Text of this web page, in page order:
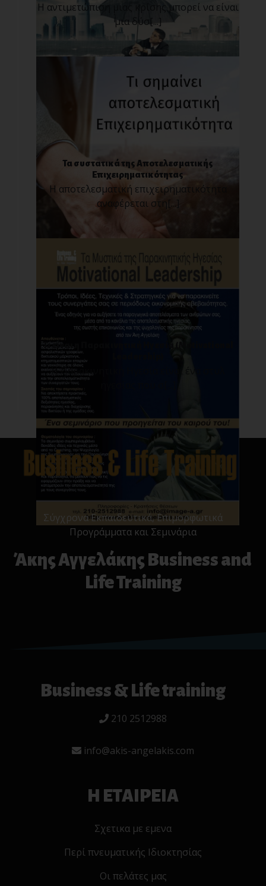
Η αντιμετώπιση μιας κρίσης μπορεί να είναι
μια δύσ[...]
Τα συστατικά της Αποτελεσματικής
Επιχειρηματικότητας
Η αποτελεσματική επιχειρηματικότητα
αναφέρεται στη[...]
Τι είναι η Παρακινητική Ηγεσία (Motivational
Η Παρακινητική Ηγεσία είναι ένα στυλ
Σύγχρονα Εκπαιδευτικά, Επιμορφωτικά
Προγράμματα και Σεμινάρια
Άκης Αγγελάκης Business and
Life Training
Business & Life training
210 2512988
info@akis-angelakis.com
Η ΕΤΑΙΡΕΙΑ
Σχετικα με εμενα
Περί πνευματικής Ιδιοκτησίας
Οι πελάτες μας